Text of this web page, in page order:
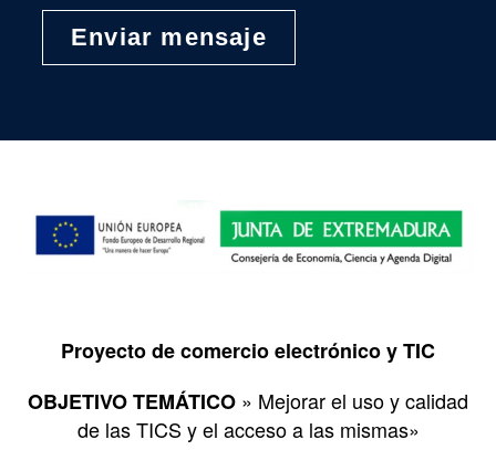
Proyecto de comercio electrónico y TIC
OBJETIVO TEMÁTICO » Mejorar el uso y calidad
de las TICS y el acceso a las mismas»